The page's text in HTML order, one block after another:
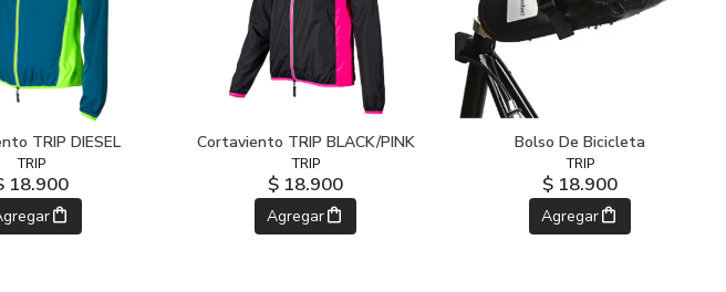
TRIP DIESEL
TRIP
18.900
Cortaviento TRIP BLACK/PINK
TRIP
$ 18.900
Agregar
Bolso De Bicicleta
TRIP
$ 18.900
Agregar